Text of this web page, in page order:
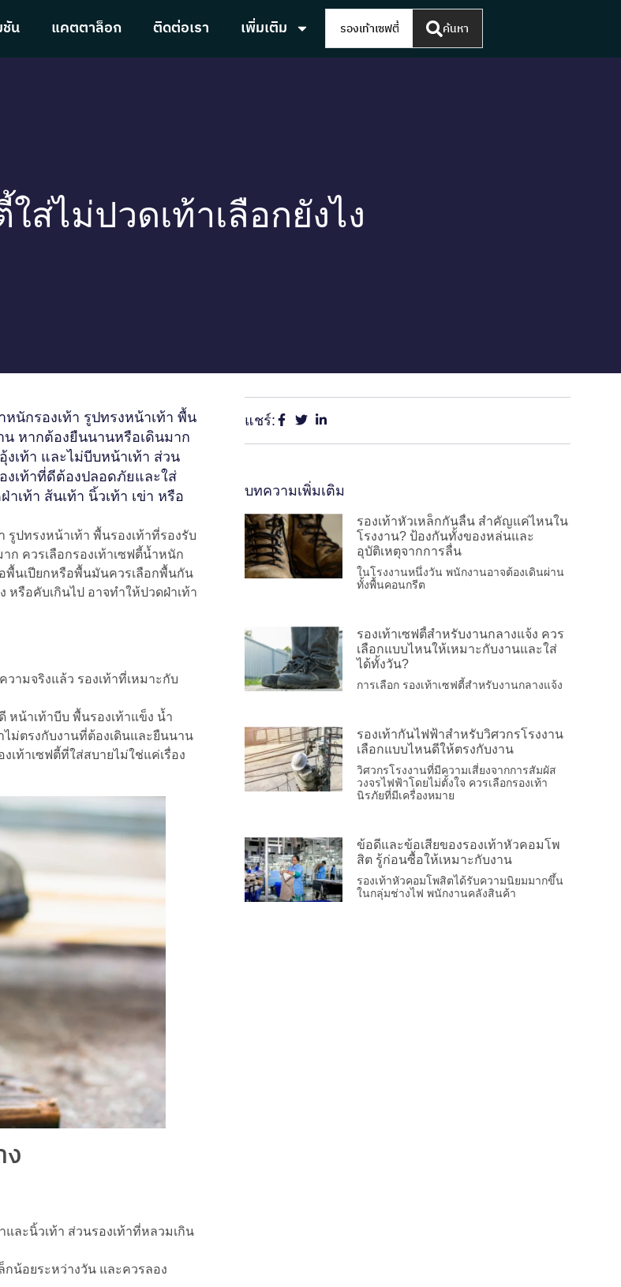
ชัน แคตตาล็อก ติดต่อเรา เพิ่มเติม ค้นหา
ใส่ไม่ปวดเท้าเลือกยังไง
นักรองเท้า รูปทรงหน้าเท้า พื้น
น หากต้องยืนนานหรือเดินมาก
เท้า และไม่บีบหน้าเท้า ส่วน
งเท้าที่ดีต้องปลอดภัยและใส่
เท้า ส้นเท้า นิ้วเท้า เข่า หรือ
รูปทรงหน้าเท้า พื้นรองเท้าที่รองรับ
ควรเลือกรองเท้าเซฟตี้น้ำหนัก
พื้นเปียกหรือพื้นมันควรเลือกพื้นกัน
หรือคับเกินไป อาจทำให้ปวดฝ่าเท้า
ามจริงแล้ว รองเท้าที่เหมาะกับ
หน้าเท้าบีบ พื้นรองเท้าแข็ง น้ำ
ม่ตรงกับงานที่ต้องเดินและยืนนาน
เท้าเซฟตี้ที่ใส่สบายไม่ใช่แค่เรื่อง
และนิ้วเท้า ส่วนรองเท้าที่หลวมเกิน
กน้อยระหว่างวัน และควรลอง
แชร์:
บทความเพิ่มเติม
รองเท้าหัวเหล็กกันลื่น สำคัญแค่ไหนใน
โรงงาน? ป้องกันทั้งของหล่นและ
อุบัติเหตุจากการลื่น
ในโรงงานหนึ่งวัน พนักงานอาจต้องเดินผ่าน
ทั้งพื้นคอนกรีต
รองเท้าเซฟตี้สำหรับงานกลางแจ้ง ควร
เลือกแบบไหนให้เหมาะกับงานและใส่
ได้ทั้งวัน?
การเลือก รองเท้าเซฟตี้สำหรับงานกลางแจ้ง
รองเท้ากันไฟฟ้าสำหรับวิศวกรโรงงาน
เลือกแบบไหนดีให้ตรงกับงาน
วิศวกรโรงงานที่มีความเสี่ยงจากการสัมผัส
วงจรไฟฟ้าโดยไม่ตั้งใจ ควรเลือกรองเท้า
นิรภัยที่มีเครื่องหมาย
ข้อดีและข้อเสียของรองเท้าหัวคอมโพ
สิต รู้ก่อนซื้อให้เหมาะกับงาน
รองเท้าหัวคอมโพสิตได้รับความนิยมมากขึ้น
ในกลุ่มช่างไฟ พนักงานคลังสินค้า